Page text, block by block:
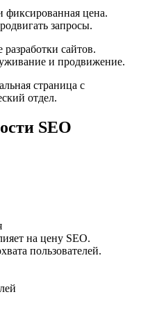
фиксированная цена.
запросы.
сайтов.
и продвижение.
страница с
отдел.
SEO
на цену SEO.
пользователей.